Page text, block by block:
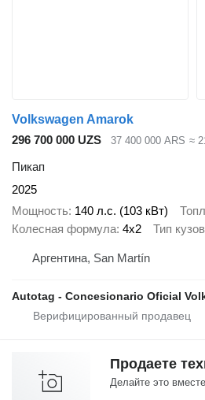
Volkswagen Amarok
296 700 000 UZS
37 400 000 ARS ≈
Пикап
2025
Мощность 140 л.с. (103 кВт)
Колесная формула 4x2 Тип
Аргентина, San Martín
Autotag - Concesionario Oficial
Продаете
Делайте это